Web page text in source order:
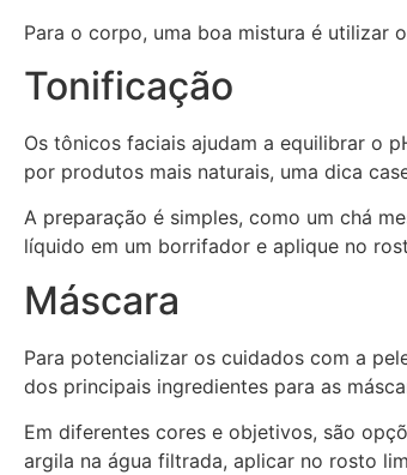
Para o corpo, uma boa mistura é utilizar
Tonificação
Os tônicos faciais ajudam a equilibrar o
por produtos mais naturais, uma dica
A preparação é simples, como um chá
líquido em um borrifador e aplique no
Máscara
Para potencializar os cuidados com a
dos principais ingredientes para as
Em diferentes cores e objetivos, são
argila na água filtrada, aplicar no rosto